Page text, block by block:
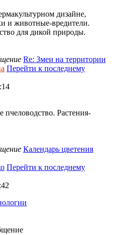
дизайне,
и животные-вредители.
для дикой природы.
Re: Змеи на территории
Перейти к последнему
пчеловодство. Растения-
Календарь цветения
Перейти к последнему